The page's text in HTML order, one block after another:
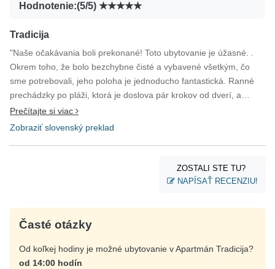
Hodnotenie:(5/5)
Tradicija
"Naše očakávania boli prekonané! Toto ubytovanie je úžasné. .
Okrem toho, že bolo bezchybne čisté a vybavené všetkým, čo
sme potrebovali, jeho poloha je jednoducho fantastická. Ranné
prechádzky po pláži, ktorá je doslova pár krokov od dverí, a
večerné posedenia na veľkej terase s pohárom vína pri západe
slnka... to sú chvíle, na ktoré sa nezabúda. Chceme sa
Prečítajte si viac
Zobraziť slovenský preklad
ZOSTALI STE TU?
NAPÍSAŤ RECENZIU!
Časté otázky
Od koľkej hodiny je možné ubytovanie v Apartmán Tradicija?
od 14:00 hodín